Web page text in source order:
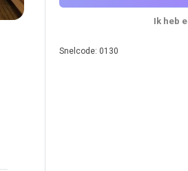
Ik heb
Snelcode: 0130